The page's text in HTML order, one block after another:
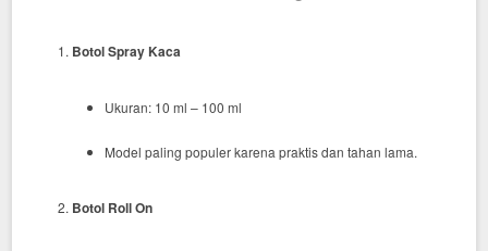
Botol Spray Kaca
Ukuran: 10 ml – 100 ml
Model paling populer karena praktis dan tahan lama.
Botol Roll On